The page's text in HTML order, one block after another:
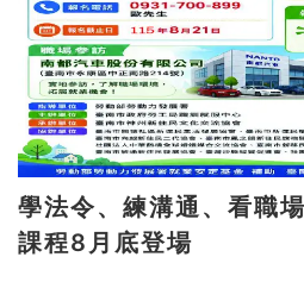
學法令、練溝通、看職
課程8月底登場